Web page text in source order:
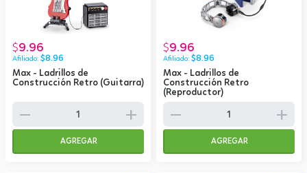
Max - Ladrillos de
Construcción Retro (Guitarra)
$9.96
$8.96
remove add
AGREGAR
Max - Ladrillos de
Construcción Retro
(Reproductor)
$9.96
$8.96
remove add
AGREGAR